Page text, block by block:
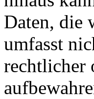
Daten, die
umfasst
rechtlicher